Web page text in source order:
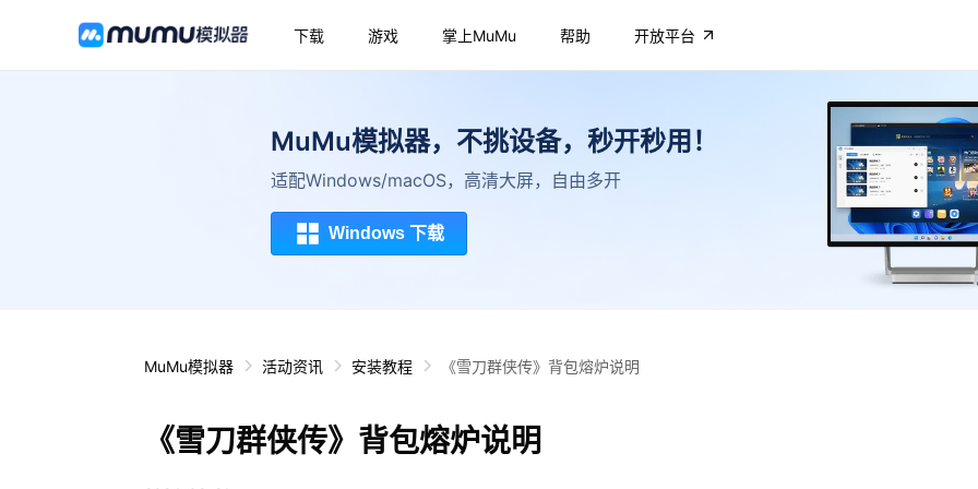
下载 游戏 掌上MuMu 帮助 开放平台
MuMu模拟器，不挑设备，秒开秒用！
适配Windows/macOS，高清大屏，自由多开
Windows 下载
MuMu模拟器 活动资讯 安装教程 《雪刀群侠传》背包熔炉说明
《雪刀群侠传》背包熔炉说明